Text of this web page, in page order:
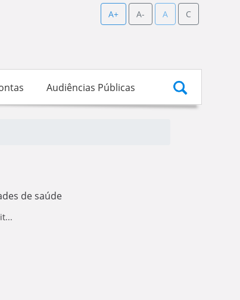
A+ A- A C
Audiências Públicas
de saúde